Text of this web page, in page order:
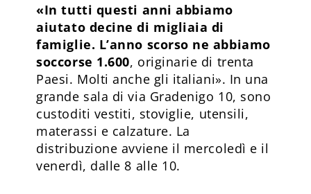
«In tutti questi anni abbiamo
aiutato decine di migliaia di
famiglie. L’anno scorso ne abbiamo
soccorse 1.600, originarie di trenta
Paesi. Molti anche gli italiani». In una
grande sala di via Gradenigo 10, sono
custoditi vestiti, stoviglie, utensili,
materassi e calzature. La
distribuzione avviene il mercoledì e il
venerdì, dalle 8 alle 10.